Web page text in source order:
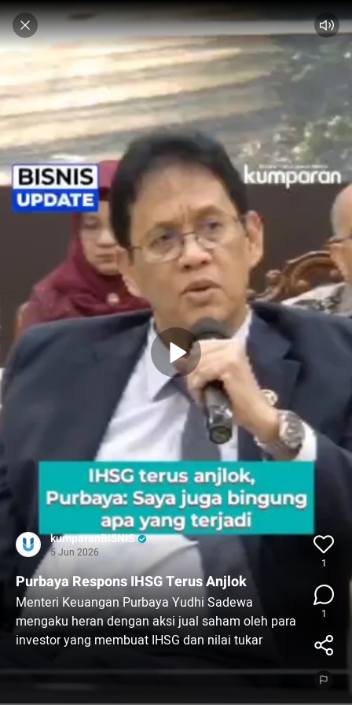
kumparanBISNIS
5 Jun 2026
Purbaya Respons IHSG Terus Anjlok
Menteri Keuangan Purbaya Yudhi Sadewa
mengaku heran dengan aksi jual saham oleh para
investor yang membuat IHSG dan nilai tukar
1
1